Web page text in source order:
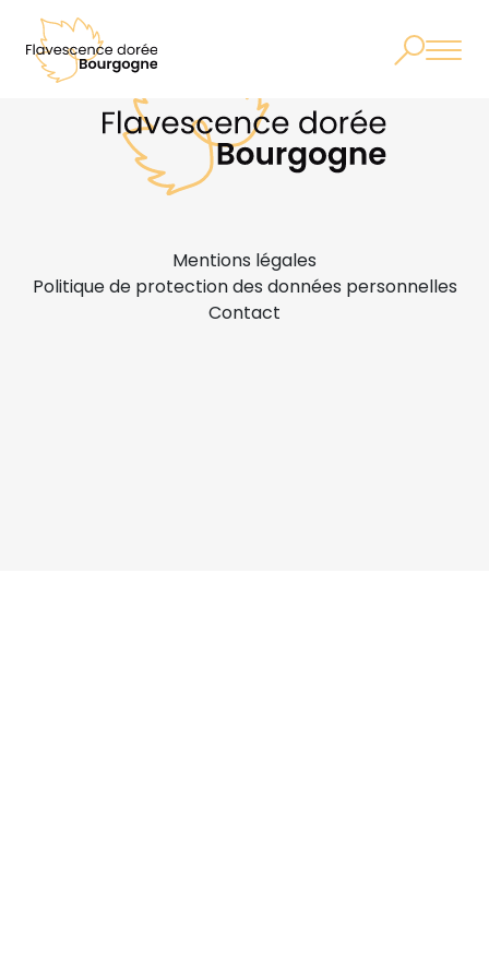
Mentions légales
Politique de protection des données personnelles
Contact